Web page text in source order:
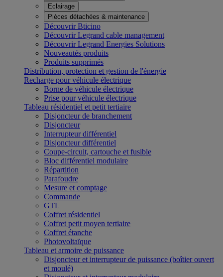
Eclairage
Pièces détachées & maintenance
Découvrir Bticino
Découvrir Legrand cable management
Découvrir Legrand Energies Solutions
Nouveautés produits
Produits supprimés
Distribution, protection et gestion de l'énergie
Recharge pour véhicule électrique
Borne de véhicule électrique
Prise pour véhicule électrique
Tableau résidentiel et petit tertiaire
Disjoncteur de branchement
Disjoncteur
Interrupteur différentiel
Disjoncteur différentiel
Coupe-circuit, cartouche et fusible
Bloc différentiel modulaire
Répartition
Parafoudre
Mesure et comptage
Commande
GTL
Coffret résidentiel
Coffret petit moyen tertiaire
Coffret étanche
Photovoltaïque
Tableau et armoire de puissance
Disjoncteur et interrupteur de puissance (boîtier ouvert
et moulé)